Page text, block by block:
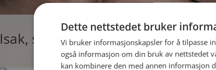
Isak, single mann fra Lørenskog
Dette nettstedet bruker
Vi bruker informasjonskapsler for å tilpasse
også informasjon om din bruk av nettstedet
kan kombinere den med annen informasjon